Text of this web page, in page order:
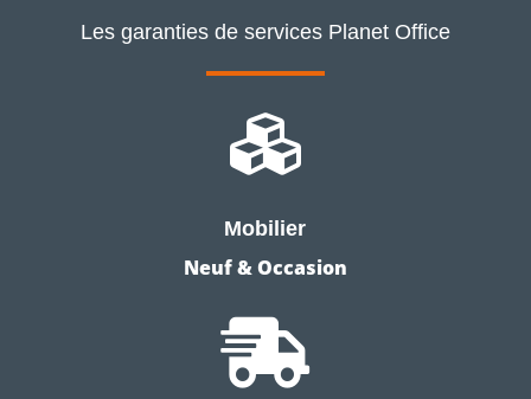
Les garanties de services Planet Office

Mobilier
Neuf & Occasion
